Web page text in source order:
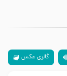
گالری عکس